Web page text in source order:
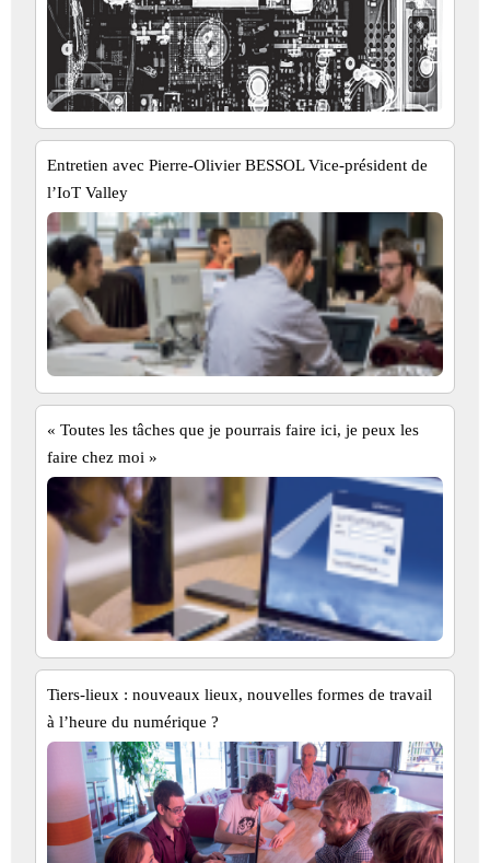
Entretien avec Pierre-Olivier BESSOL Vice-président de
l’IoT Valley
« Toutes les tâches que je pourrais faire ici, je peux les
faire chez moi »
Tiers-lieux : nouveaux lieux, nouvelles formes de travail
à l’heure du numérique ?